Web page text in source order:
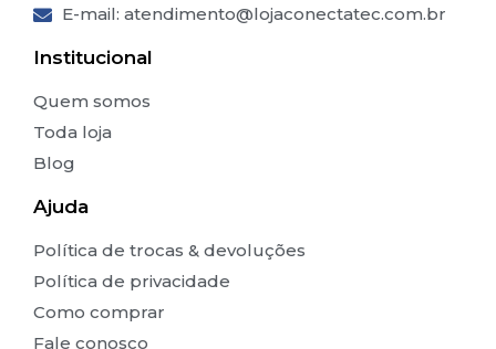
E-mail:atendimento@lojaconectatec.com.br
Institucional
Quem somos
Toda loja
Blog
Ajuda
Política de trocas & devoluções
Política de privacidade
Como comprar
Fale conosco